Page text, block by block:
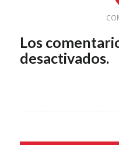
Los
desactivados.